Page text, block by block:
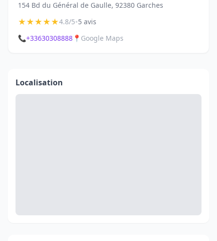
154 Bd du Général de Gaulle, 92380 Garches
★★★★★4.8/5•5 avis
📞+33630308888 📍 Google Maps
Localisation